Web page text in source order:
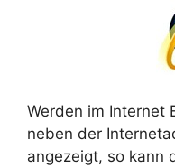
Werden im Internet
neben der
angezeigt, so kann